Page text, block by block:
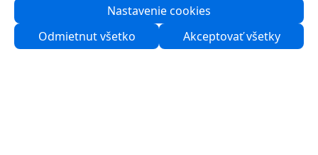
Nastavenie cookies
Odmietnut všetko
Akceptovať všetky
O spoločnosti